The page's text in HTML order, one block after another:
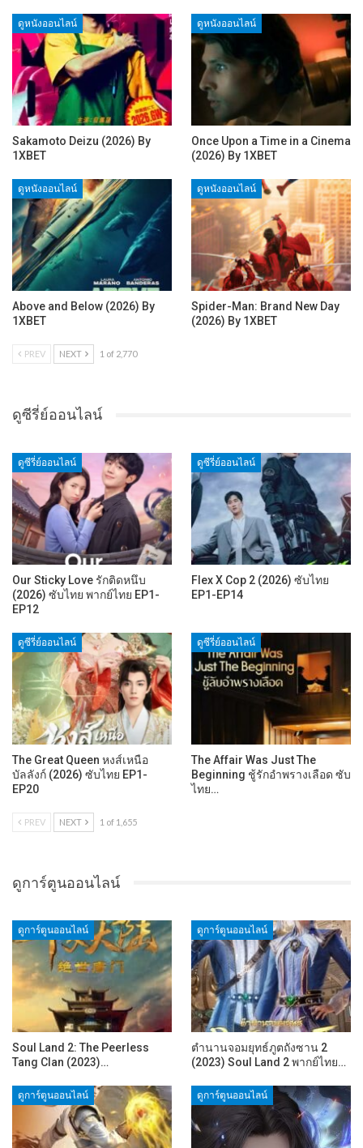
ดูหนังออนไลน์
Sakamoto Deizu (2026) By
1XBET
ดูหนังออนไลน์
Once Upon a Time in a Cinema
(2026) By 1XBET
ดูหนังออนไลน์
Above and Below (2026) By
1XBET
ดูหนังออนไลน์
Spider-Man: Brand New Day
(2026) By 1XBET
PREV NEXT 1 of 2,770
ดูซีรี่ย์ออนไลน์
ดูซีรี่ย์ออนไลน์
Our Sticky Love รักติดหนึบ
(2026) ซับไทย พากย์ไทย EP1-
EP12
ดูซีรี่ย์ออนไลน์
Flex X Cop 2 (2026) ซับไทย
EP1-EP14
ดูซีรี่ย์ออนไลน์
The Great Queen หงส์เหนือ
บัลลังก์ (2026) ซับไทย EP1-
EP20
ดูซีรี่ย์ออนไลน์
The Affair Was Just The
Beginning ชู้รักอำพรางเลือด ซับ
ไทย…
PREV NEXT 1 of 1,655
ดูการ์ตูนออนไลน์
ดูการ์ตูนออนไลน์
Soul Land 2: The Peerless
Tang Clan (2023)…
ดูการ์ตูนออนไลน์
ตำนานจอมยุทธ์ภูตถังซาน 2
(2023) Soul Land 2 พากย์ไทย…
ดูการ์ตูนออนไลน์ ดูการ์ตูนออนไลน์